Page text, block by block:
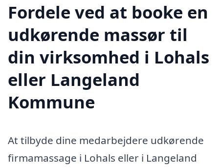
Fordele ved at booke en
udkørende massør til
din virksomhed i Lohals
eller Langeland
Kommune
At tilbyde dine medarbejdere udkørende
firmamassage i Lohals eller i Langeland